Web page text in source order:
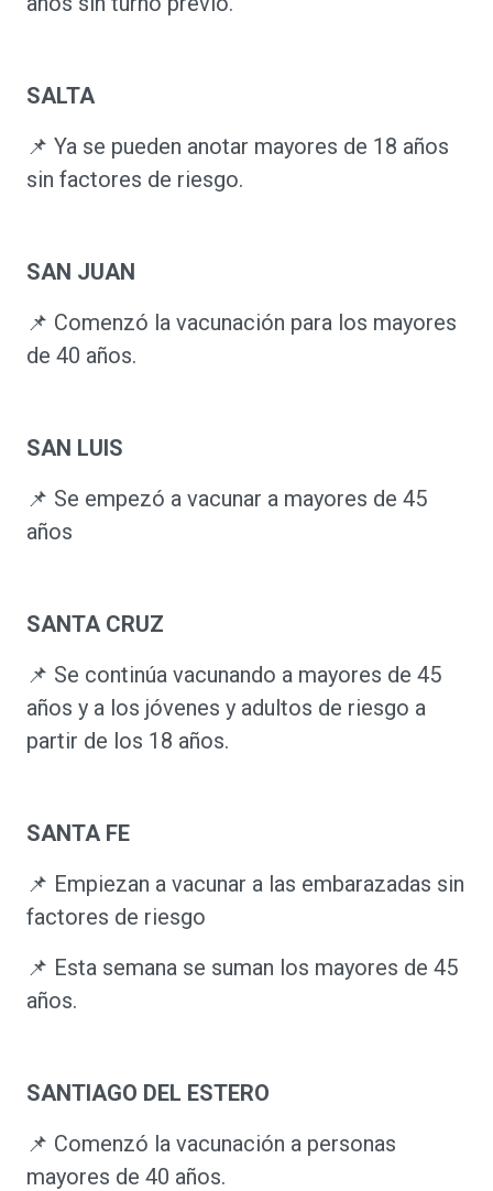
SALTA
📌 Ya se pueden anotar mayores de 18 años
sin factores de riesgo.
SAN JUAN
📌 Comenzó la vacunación para los mayores
de 40 años.
SAN LUIS
📌 Se empezó a vacunar a mayores de 45
años
SANTA CRUZ
📌 Se continúa vacunando a mayores de 45
años y a los jóvenes y adultos de riesgo a
partir de los 18 años.
SANTA FE
📌 Empiezan a vacunar a las embarazadas sin
factores de riesgo
📌 Esta semana se suman los mayores de 45
años.
SANTIAGO DEL ESTERO
📌 Comenzó la vacunación a personas
mayores de 40 años.